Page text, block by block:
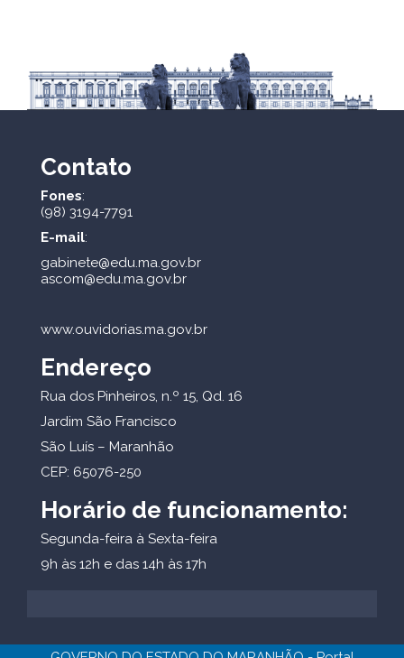
Contato
Fones:
(98) 3194-7791
E-mail:
gabinete@edu.ma.gov.br
ascom@edu.ma.gov.br
www.ouvidorias.ma.gov.br
Endereço
Rua dos Pinheiros, n.º 15, Qd. 16
Jardim São Francisco
São Luís – Maranhão
CEP: 65076-250
Horário de funcionamento:
Segunda-feira à Sexta-feira
9h às 12h e das 14h às 17h